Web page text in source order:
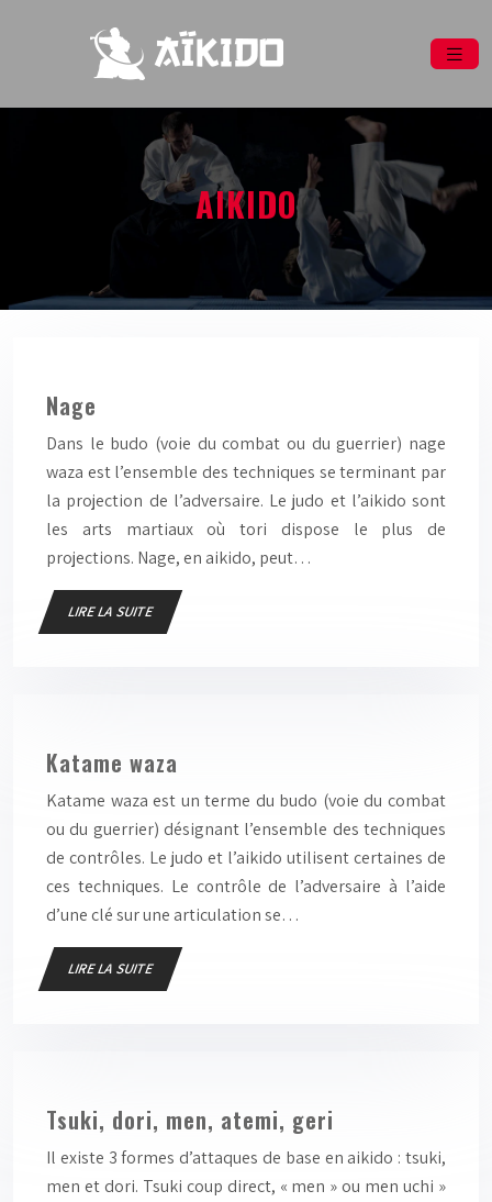
AIKIDO
Nage
Dans le budo (voie du combat ou du guerrier) nage
waza est l’ensemble des techniques se terminant par
la projection de l’adversaire. Le judo et l’aikido sont
les arts martiaux où tori dispose le plus de
projections. Nage, en aikido, peut…
LIRE LA SUITE
Katame waza
Katame waza est un terme du budo (voie du combat
ou du guerrier) désignant l’ensemble des techniques
de contrôles. Le judo et l’aikido utilisent certaines de
ces techniques. Le contrôle de l’adversaire à l’aide
d’une clé sur une articulation se…
LIRE LA SUITE
Tsuki, dori, men, atemi, geri
Il existe 3 formes d’attaques de base en aikido : tsuki,
men et dori. Tsuki coup direct, « men » ou men uchi »